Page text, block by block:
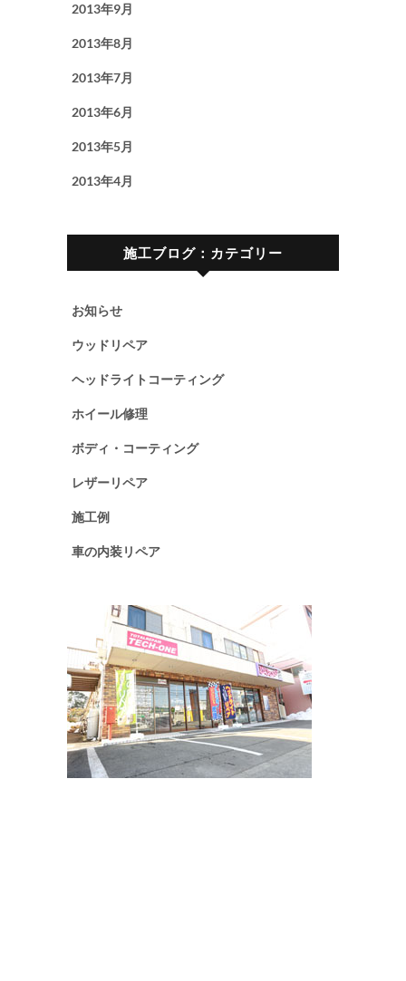
2013年9月
2013年8月
2013年7月
2013年6月
2013年5月
2013年4月
施工ブログ：カテゴリー
お知らせ
ウッドリペア
ヘッドライトコーティング
ホイール修理
ボディ・コーティング
レザーリペア
施工例
車の内装リペア